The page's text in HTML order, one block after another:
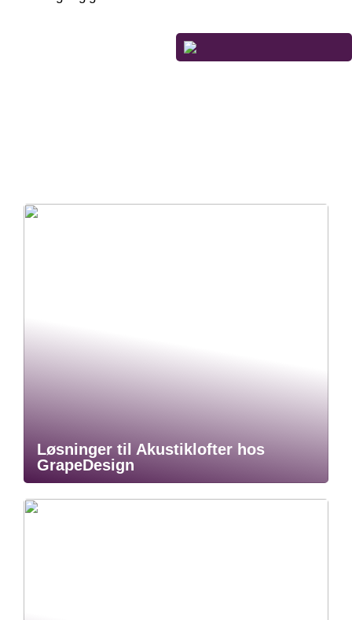
Løsninger til Akustiklofter hos
GrapeDesign